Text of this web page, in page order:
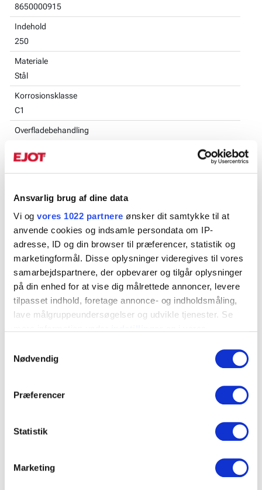
Ansvarlig brug af dine data
Vi og vores 1022 partnere ønsker dit samtykke til at
anvende cookies og indsamle persondata om IP-
adresse, ID og din browser til præferencer, statistik og
marketingformål. Disse oplysninger videregives til vores
samarbejdspartnere, der opbevarer og tilgår oplysninger
på din enhed for at vise dig målrettede annoncer, levere
tilpasset indhold, foretage annonce- og indholdsmåling,
lave målgruppeundersøgelser og udvikle tjenester. Se
tilbage eller ændre indstillinger fra vores
"Cookiedeklaration", eller ved at trykke på "Privacy
Indsamle præcise oplysninger om din placering, der
Identificere din enhed baseret på en scanning af
dens unikke karakteristika (fingerprinting)
Nødvendig
Præferencer
Statistik
Marketing
8650000915
Indehold
250
Materiale
Stål
Korrosionsklasse
C1
Overfladebehandling
Db-nr
Antal
1
Betegnelse
EJOT Minibox Multi Screw
EAN
7319610094648
Download billede